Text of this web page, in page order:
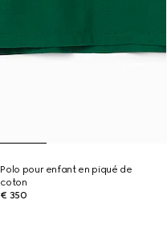
Polo pour enfant en piqué de
coton
€ 350